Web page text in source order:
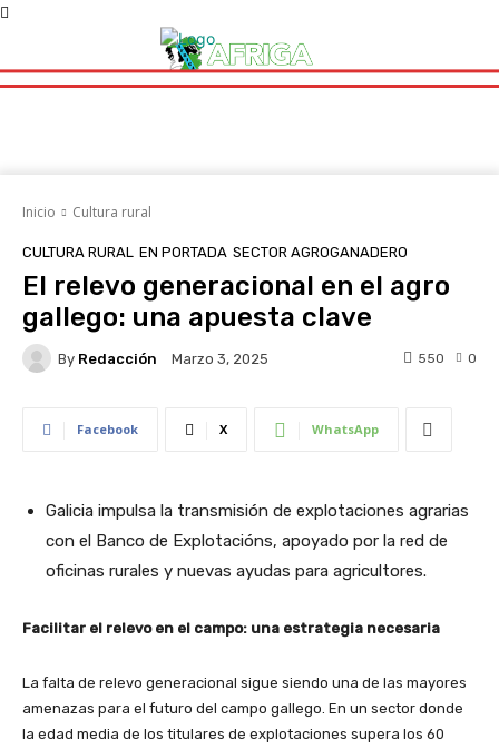
Inicio Cultura rural
CULTURA RURAL EN PORTADA SECTOR AGROGANADERO
El relevo generacional en el agro
gallego: una apuesta clave
By Redacción Marzo 3, 2025 0
550
Facebook X WhatsApp
Galicia impulsa la transmisión de explotaciones agrarias
con el Banco de Explotacións, apoyado por la red de
oficinas rurales y nuevas ayudas para agricultores.
Facilitar el relevo en el campo: una estrategia necesaria
La falta de relevo generacional sigue siendo una de las mayores
amenazas para el futuro del campo gallego. En un sector donde
la edad media de los titulares de explotaciones supera los 60